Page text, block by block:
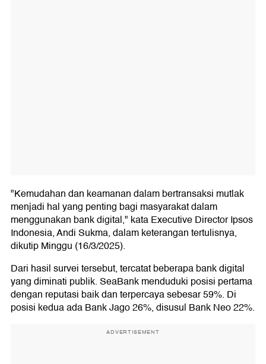
"Kemudahan dan keamanan dalam bertransaksi mutlak
menjadi hal yang penting bagi masyarakat dalam
menggunakan bank digital," kata Executive Director Ipsos
Indonesia, Andi Sukma, dalam keterangan tertulisnya,
dikutip Minggu (16/3/2025).
Dari hasil survei tersebut, tercatat beberapa bank digital
yang diminati publik. SeaBank menduduki posisi pertama
dengan reputasi baik dan terpercaya sebesar 59%. Di
posisi kedua ada Bank Jago 26%, disusul Bank Neo 22%.
ADVERTISEMENT